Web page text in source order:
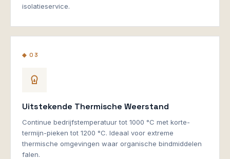
isolatieservice.
◆ 03
Uitstekende Thermische Weerstand
Continue bedrijfstemperatuur tot 1000 °C met korte-
termijn-pieken tot 1200 °C. Ideaal voor extreme
thermische omgevingen waar organische bindmiddelen
falen.